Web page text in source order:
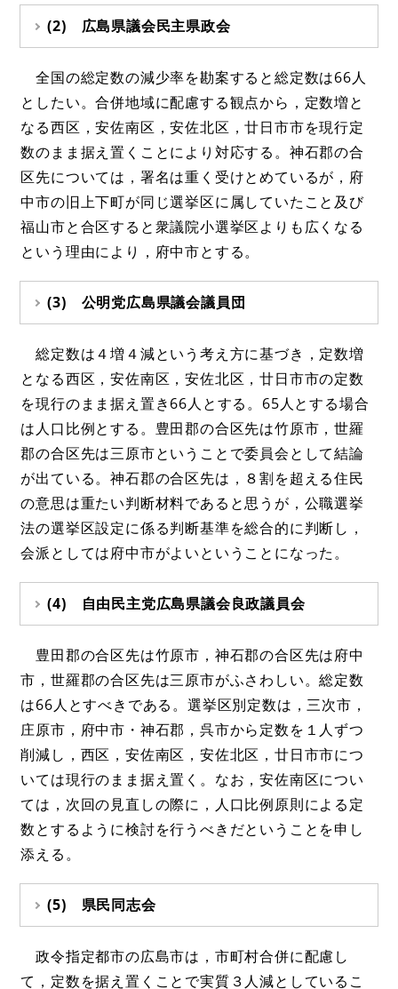
(2) 広島県議会民主県政会
全国の総定数の減少率を勘案すると総定数は66人
としたい。合併地域に配慮する観点から，定数増と
なる西区，安佐南区，安佐北区，廿日市市を現行定
数のまま据え置くことにより対応する。神石郡の合
区先については，署名は重く受けとめているが，府
中市の旧上下町が同じ選挙区に属していたこと及び
福山市と合区すると衆議院小選挙区よりも広くなる
という理由により，府中市とする。
(3) 公明党広島県議会議員団
総定数は４増４減という考え方に基づき，定数増
となる西区，安佐南区，安佐北区，廿日市市の定数
を現行のまま据え置き66人とする。65人とする場合
は人口比例とする。豊田郡の合区先は竹原市，世羅
郡の合区先は三原市ということで委員会として結論
が出ている。神石郡の合区先は，８割を超える住民
の意思は重たい判断材料であると思うが，公職選挙
法の選挙区設定に係る判断基準を総合的に判断し，
会派としては府中市がよいということになった。
(4) 自由民主党広島県議会良政議員会
豊田郡の合区先は竹原市，神石郡の合区先は府中
市，世羅郡の合区先は三原市がふさわしい。総定数
は66人とすべきである。選挙区別定数は，三次市，
庄原市，府中市・神石郡，呉市から定数を１人ずつ
削減し，西区，安佐南区，安佐北区，廿日市市につ
いては現行のまま据え置く。なお，安佐南区につい
ては，次回の見直しの際に，人口比例原則による定
数とするように検討を行うべきだということを申し
添える。
(5) 県民同志会
政令指定都市の広島市は，市町村合併に配慮し
て，定数を据え置くことで実質３人減としているこ